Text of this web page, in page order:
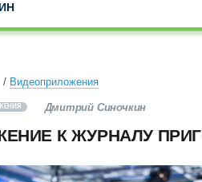
Видеоприложения
Дмитрий Синочкин
К ЖУРНАЛУ